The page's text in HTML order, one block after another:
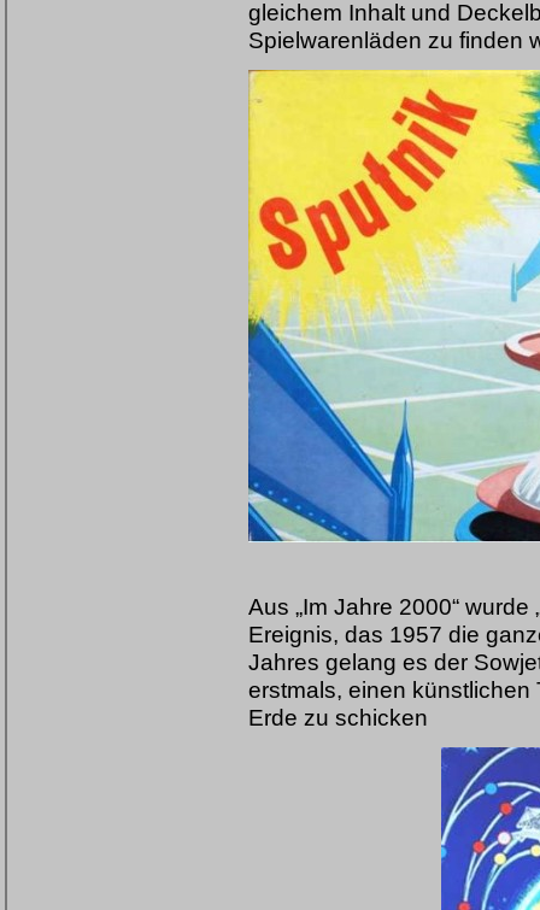
gleichem Inhalt und
Spielwarenläden zu finden
Aus „Im Jahre 2000“
Ereignis, das 1957 die
Jahres gelang es der
erstmals, einen
Erde zu schicken